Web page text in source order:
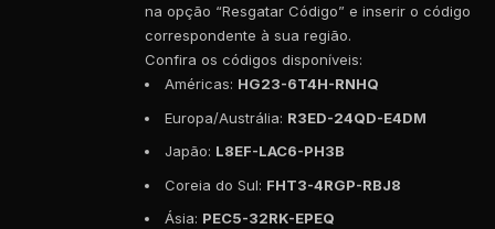
na opção “Resgatar Código” e inserir o código
correspondente à sua região.
Confira os códigos disponíveis:
Américas: HG23-6T4H-RNHQ
Europa/Austrália: R3ED-24QD-E4DM
Japão: L8EF-LAC6-PH3B
Coreia do Sul: FHT3-4RGP-RBJ8
Ásia: PEC5-32RK-EPEQ